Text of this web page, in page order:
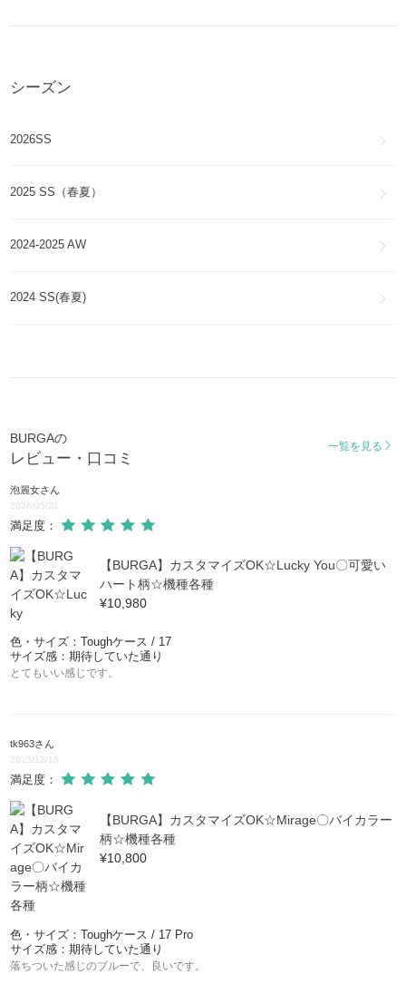
シーズン
2026SS
2025 SS（春夏）
2024-2025 AW
2024 SS(春夏)
BURGAの
レビュー・口コミ
一覧を見る
泡麗女さん
2026/05/21
満足度：
【BURGA】カスタマイズOK☆Lucky You〇可愛い
ハート柄☆機種各種
¥10,980
色・サイズ：Toughケース / 17
サイズ感：期待していた通り
とてもいい感じです。
tk963さん
2025/12/15
満足度：
【BURGA】カスタマイズOK☆Mirage〇バイカラー
柄☆機種各種
¥10,800
色・サイズ：Toughケース / 17 Pro
サイズ感：期待していた通り
落ちついた感じのブルーで、良いです。